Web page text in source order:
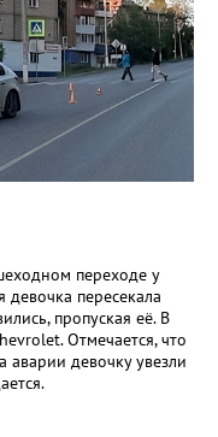
переходе у
пересекала
пропуская её. В
Отмечается, что
аварии девочку увезли